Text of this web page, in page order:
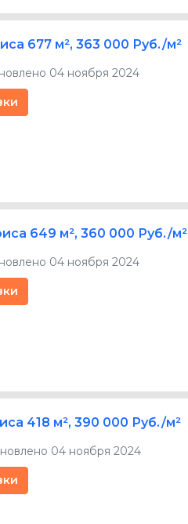
677 м²,363 000 Руб./м²
04 ноября 2024
649 м²,360 000 Руб./м²
04 ноября 2024
418 м²,390 000 Руб./м²
04 ноября 2024